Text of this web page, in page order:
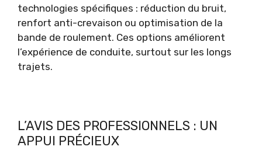
technologies spécifiques : réduction du bruit,
renfort anti-crevaison ou optimisation de la
bande de roulement. Ces options améliorent
l’expérience de conduite, surtout sur les longs
trajets.
L’AVIS DES PROFESSIONNELS : UN
APPUI PRÉCIEUX